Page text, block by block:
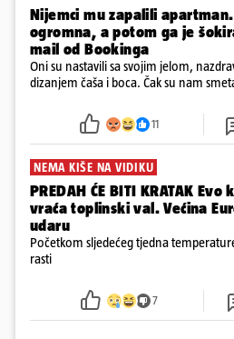
Nijemci mu zapalili
ogromna, a potom ga je
mail od Bookinga
Oni su nastavili sa svojim jelom,
dizanjem čaša i boca. Čak su nam
požar, rekao je vlasnik
11
NEMA KIŠE NA VIDIKU
PREDAH ĆE BITI KRATAK Evo
vraća toplinski val. Većina
udaru
Početkom sljedećeg tjedna
rasti
7